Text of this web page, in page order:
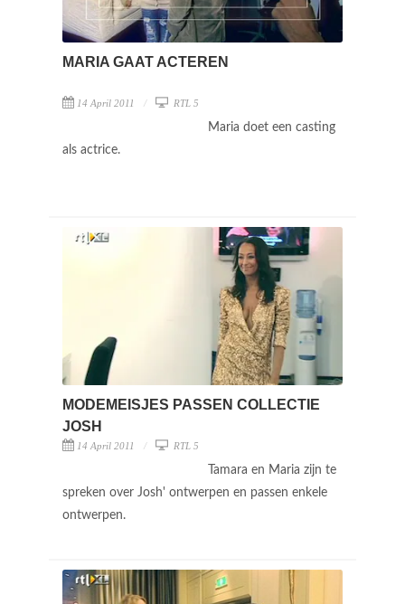
MARIA GAAT ACTEREN
14 April 2011 RTL 5
Maria doet een casting
als actrice.
MODEMEISJES PASSEN COLLECTIE
JOSH
14 April 2011 RTL 5
Tamara en Maria zijn te
spreken over Josh' ontwerpen en passen enkele
ontwerpen.